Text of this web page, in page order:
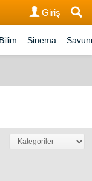
Giriş
Bilim Sinema